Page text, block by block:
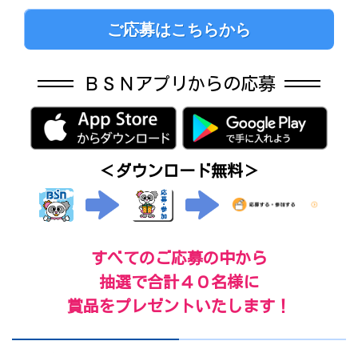
ご応募はこちらから
ＢＳＮアプリからの応募
＜ダウンロード無料＞
すべてのご応募の中から
抽選で合計４０名様に
賞品をプレゼントいたします！